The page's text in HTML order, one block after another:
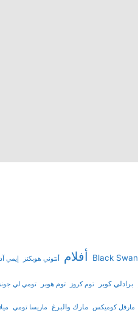
Black Swan أفلام أنتوني هوبكنز إيمي
برادلي كوبر توم كروز توم هوبر تومي لي جونز
مارفل كوميكس مارك والبرغ ماريسا تومي